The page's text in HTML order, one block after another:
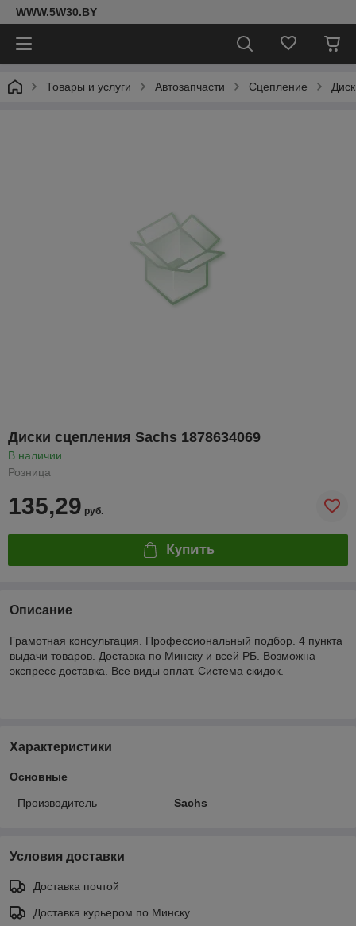
WWW.5W30.BY
Товары и услуги Автозапчасти Сцепление
Диски сцепления Sachs 1878634069
В наличии
Розница
135,29 руб.
Купить
Описание
Грамотная консультация. Профессиональный подбор. 4 пункта
выдачи товаров. Доставка по Минску и всей РБ. Возможна
экспресс доставка. Все виды оплат. Система скидок.
Характеристики
Основные
Производитель Sachs
Условия доставки
Доставка почтой
Доставка курьером по Минску